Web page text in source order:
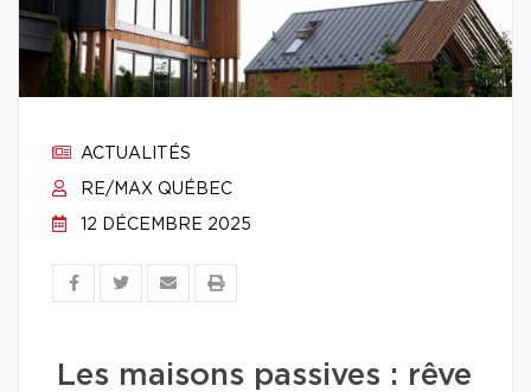
ACTUALITÉS
RE/MAX QUÉBEC
12 DÉCEMBRE 2025
Les maisons passives : rêve